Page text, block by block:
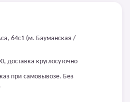
64с1 (м. Бауманская /
доставка круглосуточно
при самовывозе. Без